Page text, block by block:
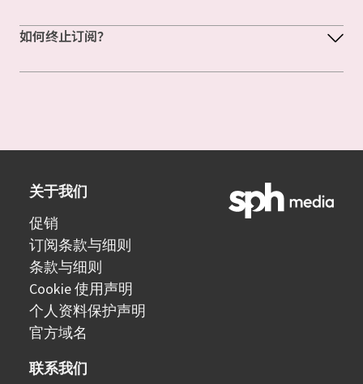
如何终止订阅？
关于我们
促销
订阅条款与细则
条款与细则
Cookie 使用声明
个人资料保护声明
官方域名
联系我们